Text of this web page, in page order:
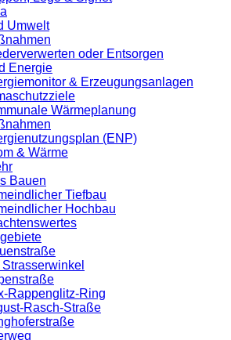
Umwelt
oder Entsorgen
Energie
& Erzeugungsanlagen
Wärmeplanung
(ENP)
& Wärme
Bauen
Tiefbau
Hochbau
Rappenglitz-Ring
Rasch-Straße